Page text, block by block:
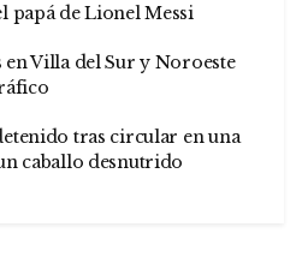
papá de Lionel Messi
Villa del Sur y Noroeste
tras circular en una
caballo desnutrido